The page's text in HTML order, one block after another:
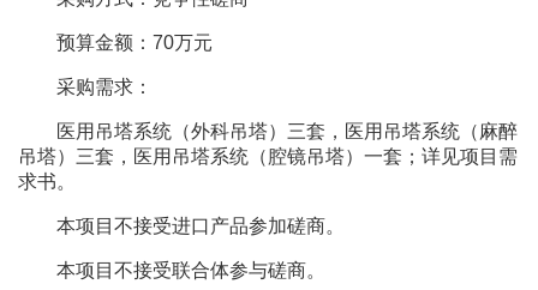
预算金额：70万元
采购需求：
医用吊塔系统（外科吊塔）三套，医用吊塔系统（麻醉
吊塔）三套，医用吊塔系统（腔镜吊塔）一套；详见项目需
求书。
本项目不接受进口产品参加磋商。
本项目不接受联合体参与磋商。